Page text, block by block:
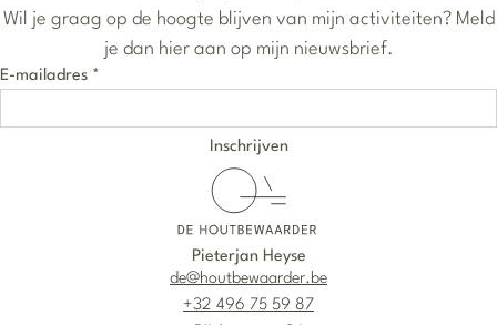
Wil je graag op de hoogte blijven van mijn activiteiten? Meld
je dan hier aan op mijn nieuwsbrief.
E-mailadres *
Pieterjan Heyse
de@houtbewaarder.be
+32 496 75 59 87